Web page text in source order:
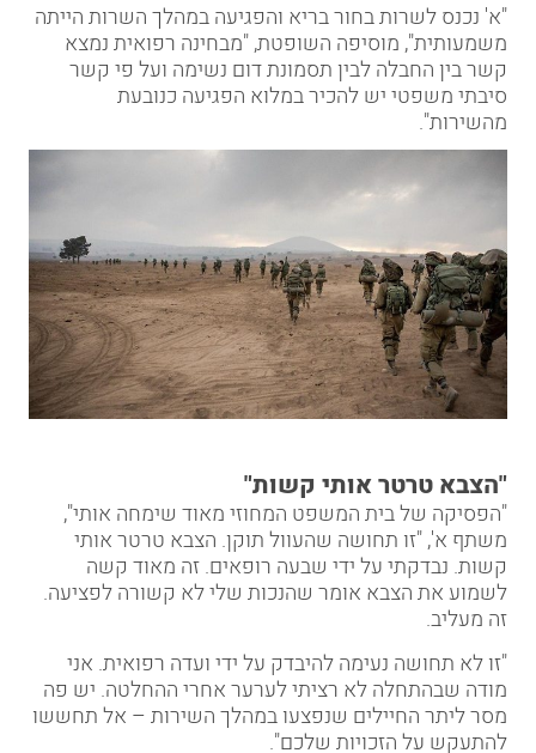
"א' נכנס לשרות בחור בריא והפגיעה במהלך השרות הייתה
משמעותית", מוסיפה השופטת, "מבחינה רפואית נמצא
קשר בין החבלה לבין תסמונת דום נשימה ועל פי קשר
סיבתי משפטי יש להכיר במלוא הפגיעה כנובעת
מהשירות".
"הצבא טרטר אותי קשות"
"הפסיקה של בית המשפט המחוזי מאוד שימחה אותי",
משתף א', "זו תחושה שהעוול תוקן. הצבא טרטר אותי
קשות. נבדקתי על ידי שבעה רופאים. זה מאוד קשה
לשמוע את הצבא אומר שהנכות שלי לא קשורה לפציעה.
זה מעליב.
"זו לא תחושה נעימה להיבדק על ידי ועדה רפואית. אני
מודה שבהתחלה לא רציתי לערער אחרי ההחלטה. יש פה
מסר ליתר החיילים שנפצעו במהלך השירות – אל תחששו
להתעקש על הזכויות שלכם".